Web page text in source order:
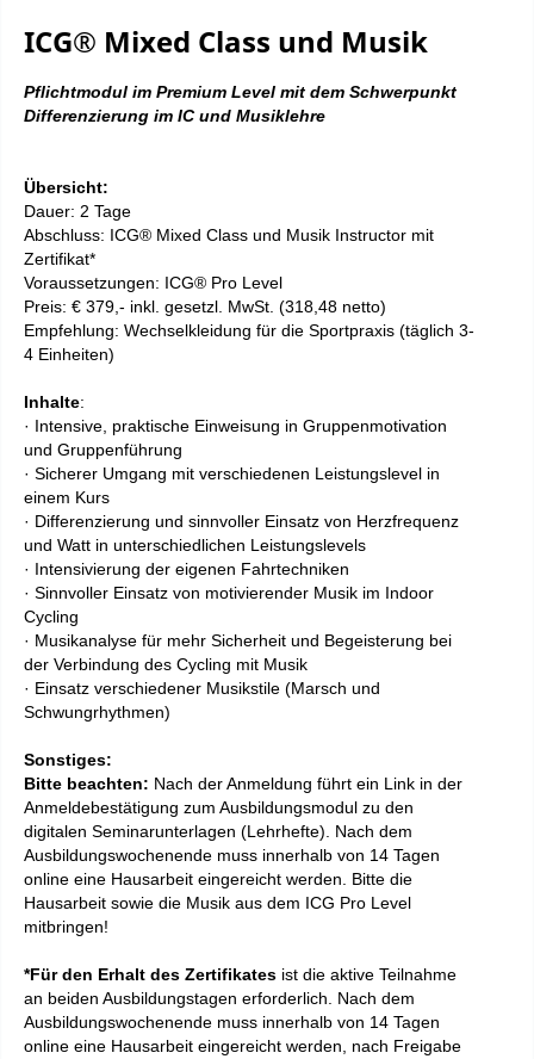
ICG® Mixed Class und Musik
Pflichtmodul im Premium Level mit dem Schwerpunkt
Differenzierung im IC und Musiklehre
Übersicht:
Dauer: 2 Tage
Abschluss: ICG® Mixed Class und Musik Instructor mit
Zertifikat*
Voraussetzungen: ICG® Pro Level
Preis: € 379,- inkl. gesetzl. MwSt. (318,48 netto)
Empfehlung: Wechselkleidung für die Sportpraxis (täglich 3-
4 Einheiten)
Inhalte:
· Intensive, praktische Einweisung in Gruppenmotivation
und Gruppenführung
· Sicherer Umgang mit verschiedenen Leistungslevel in
einem Kurs
· Differenzierung und sinnvoller Einsatz von Herzfrequenz
und Watt in unterschiedlichen Leistungslevels
· Intensivierung der eigenen Fahrtechniken
· Sinnvoller Einsatz von motivierender Musik im Indoor
Cycling
· Musikanalyse für mehr Sicherheit und Begeisterung bei
der Verbindung des Cycling mit Musik
· Einsatz verschiedener Musikstile (Marsch und
Schwungrhythmen)
Sonstiges:
Bitte beachten: Nach der Anmeldung führt ein Link in der
Anmeldebestätigung zum Ausbildungsmodul zu den
digitalen Seminarunterlagen (Lehrhefte). Nach dem
Ausbildungswochenende muss innerhalb von 14 Tagen
online eine Hausarbeit eingereicht werden. Bitte die
Hausarbeit sowie die Musik aus dem ICG Pro Level
mitbringen!
*Für den Erhalt des Zertifikates ist die aktive Teilnahme
an beiden Ausbildungstagen erforderlich. Nach dem
Ausbildungswochenende muss innerhalb von 14 Tagen
online eine Hausarbeit eingereicht werden, nach Freigabe